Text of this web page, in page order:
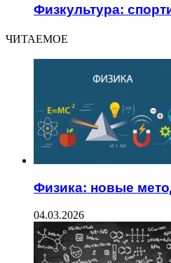
Физкультура:
ЧИТАЕМОЕ
Физика: новые
04.03.2026